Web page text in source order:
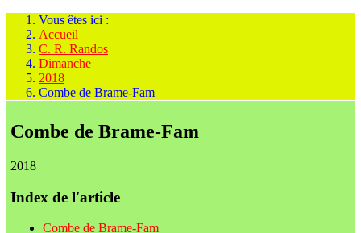
Vous êtes ici :
Accueil
C. R. Randos
Dimanche
2018
Combe de Brame-Fam
Combe de Brame-Fam
2018
Index de l'article
Combe de Brame-Fam